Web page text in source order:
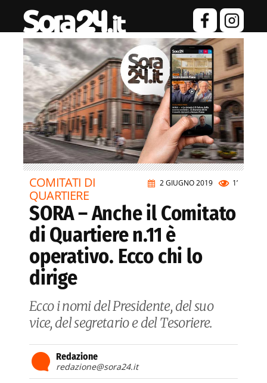
2 GIUGNO 2019 1’
COMITATI DI
QUARTIERE
SORA – Anche il Comitato
di Quartiere n.11 è
operativo. Ecco chi lo
dirige
Ecco i nomi del Presidente, del suo
vice, del segretario e del Tesoriere.
Redazione
redazione@sora24.it